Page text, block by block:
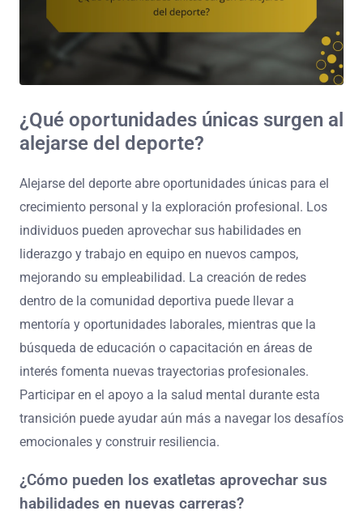
¿Qué oportunidades únicas surgen al
alejarse del deporte?
Alejarse del deporte abre oportunidades únicas para el
crecimiento personal y la exploración profesional. Los
individuos pueden aprovechar sus habilidades en
liderazgo y trabajo en equipo en nuevos campos,
mejorando su empleabilidad. La creación de redes
dentro de la comunidad deportiva puede llevar a
mentoría y oportunidades laborales, mientras que la
búsqueda de educación o capacitación en áreas de
interés fomenta nuevas trayectorias profesionales.
Participar en el apoyo a la salud mental durante esta
transición puede ayudar aún más a navegar los desafíos
emocionales y construir resiliencia.
¿Cómo pueden los exatletas aprovechar sus
habilidades en nuevas carreras?